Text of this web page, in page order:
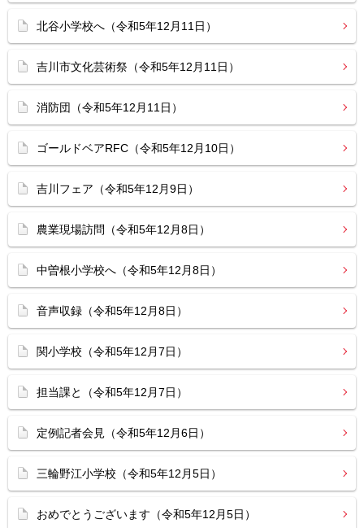
北谷小学校へ（令和5年12月11日）
吉川市文化芸術祭（令和5年12月11日）
消防団（令和5年12月11日）
ゴールドベアRFC（令和5年12月10日）
吉川フェア（令和5年12月9日）
農業現場訪問（令和5年12月8日）
中曽根小学校へ（令和5年12月8日）
音声収録（令和5年12月8日）
関小学校（令和5年12月7日）
担当課と（令和5年12月7日）
定例記者会見（令和5年12月6日）
三輪野江小学校（令和5年12月5日）
おめでとうございます（令和5年12月5日）